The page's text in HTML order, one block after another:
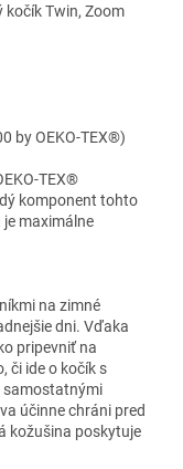
kočík Twin, Zoom
by OEKO-TEX®)
TEX®
komponent tohto
maximálne
na zimné
dni. Vďaka
pripevniť na
či ide o kočík s
samostatnými
účinne chráni pred
kožušina poskytuje